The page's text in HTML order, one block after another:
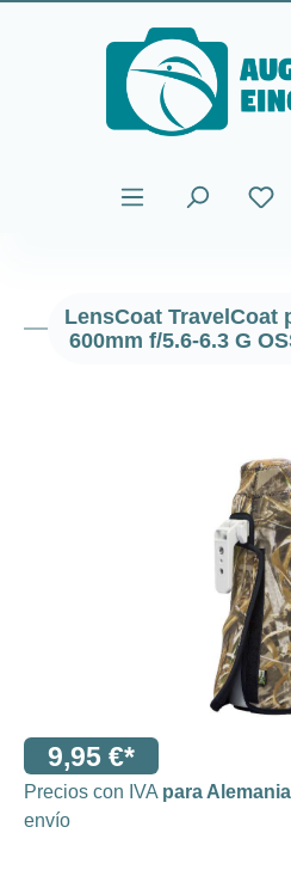
Saltar al contenido principal
LensCoat TravelCoat
600mm f/5.6-6.3 G
9,95 €*
Precios con IVA para Alemania
envío